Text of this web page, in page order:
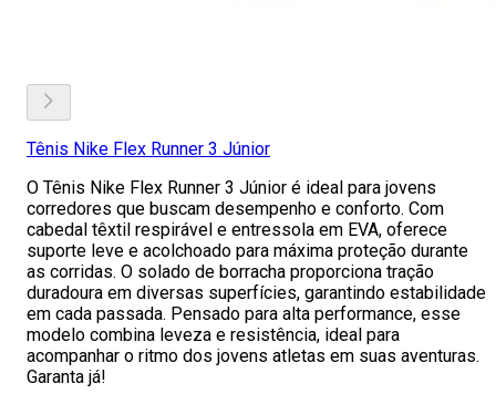
Tênis Nike Flex Runner 3 Júnior
O Tênis Nike Flex Runner 3 Júnior é ideal para jovens
corredores que buscam desempenho e conforto. Com
cabedal têxtil respirável e entressola em EVA, oferece
suporte leve e acolchoado para máxima proteção durante
as corridas. O solado de borracha proporciona tração
duradoura em diversas superfícies, garantindo estabilidade
em cada passada. Pensado para alta performance, esse
modelo combina leveza e resistência, ideal para
acompanhar o ritmo dos jovens atletas em suas aventuras.
Garanta já!